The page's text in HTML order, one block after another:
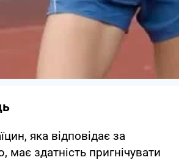
яка відповідає за
має здатність пригнічувати